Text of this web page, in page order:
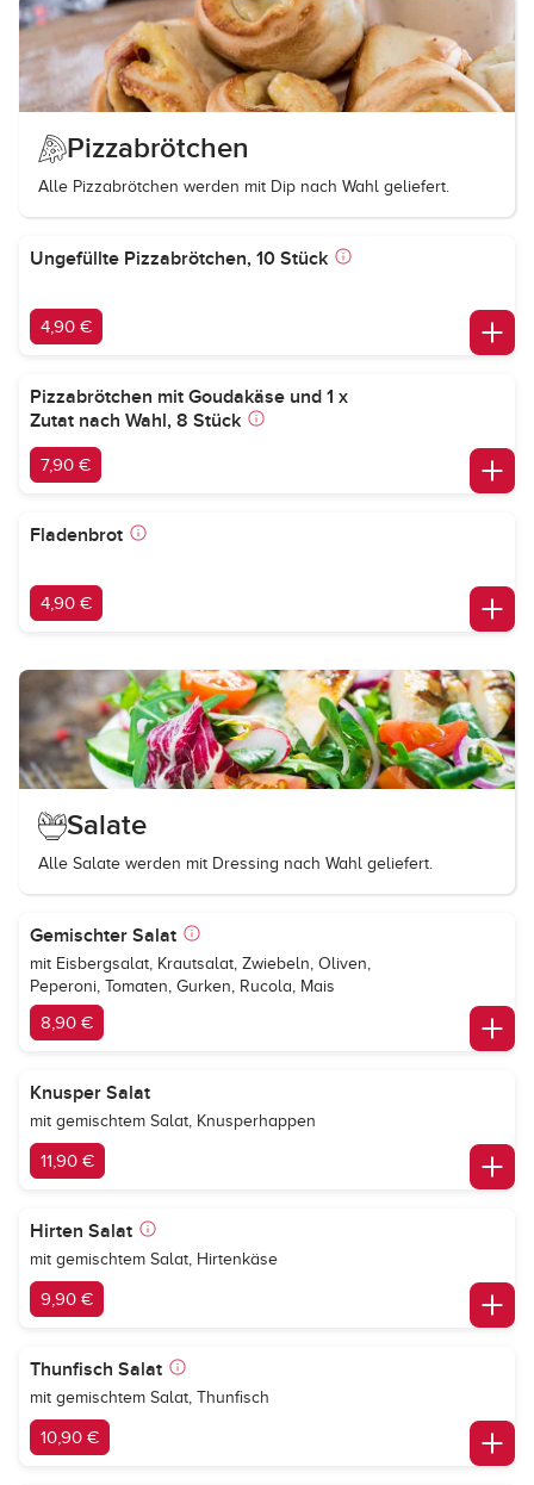
Pizzabrötchen
Alle Pizzabrötchen werden mit Dip nach Wahl geliefert.
Ungefüllte Pizzabrötchen, 10 Stück
4,90 €
Pizzabrötchen mit Goudakäse und 1 x
Zutat nach Wahl, 8 Stück
7,90 €
Fladenbrot
4,90 €
Salate
Alle Salate werden mit Dressing nach Wahl geliefert.
Gemischter Salat
mit Eisbergsalat, Krautsalat, Zwiebeln, Oliven,
Peperoni, Tomaten, Gurken, Rucola, Mais
8,90 €
Knusper Salat
mit gemischtem Salat, Knusperhappen
11,90 €
Hirten Salat
mit gemischtem Salat, Hirtenkäse
9,90 €
Thunfisch Salat
mit gemischtem Salat, Thunfisch
10,90 €